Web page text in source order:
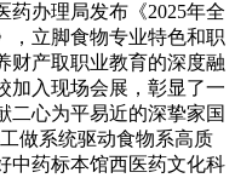
药办理局发布《2025年全
，立脚食物专业特色和职
财产取职业教育的深度融
加入现场会展，彰显了一
二心为平易近的深挚家国
做系统驱动食物系高质
中药标本馆西医药文化科